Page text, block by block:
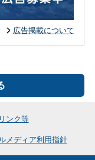
広告掲載について
ンク等
メディア利用指針